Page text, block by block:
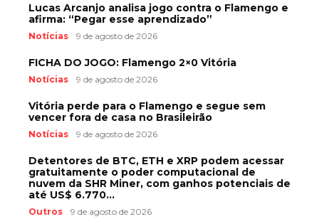
Lucas Arcanjo analisa jogo contra o Flamengo e
afirma: “Pegar esse aprendizado”
Notícias 9 de agosto de 2026
FICHA DO JOGO: Flamengo 2×0 Vitória
Notícias 9 de agosto de 2026
Vitória perde para o Flamengo e segue sem
vencer fora de casa no Brasileirão
Notícias 9 de agosto de 2026
Detentores de BTC, ETH e XRP podem acessar
gratuitamente o poder computacional de
nuvem da SHR Miner, com ganhos potenciais de
até US$ 6.770...
Outros 9 de agosto de 2026